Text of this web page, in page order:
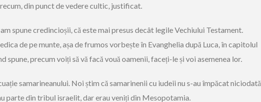
din punct de vedere cultic, justificat.
spune credincioșii, că este mai presus decât legile Vechiului Testament.
de pe munte, așa de frumos vorbește în Evanghelia după Luca, în capitolul
spune, precum voiți să vă facă vouă oamenii, faceți-le și voi asemenea lor.
samarineanului. Noi știm că samarinenii cu iudeii nu s-au împăcat niciodată.
parte din tribul israelit, dar erau veniți din Mesopotamia.